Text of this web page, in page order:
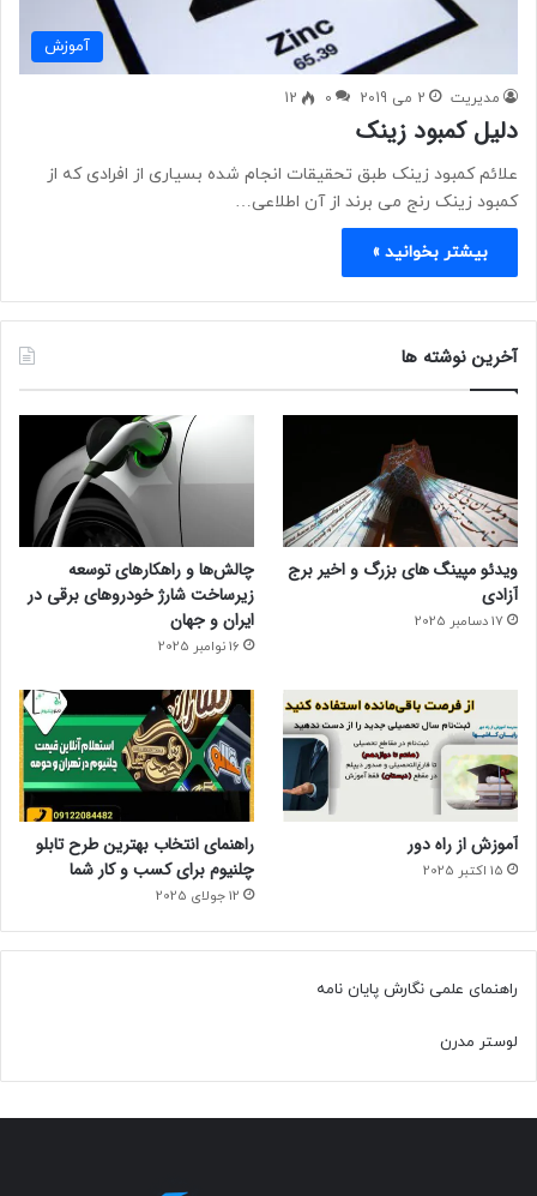
آموزش
مدیریت 2 می 2019 0
12
دلیل کمبود زینک
علائم کمبود زینک طبق تحقیقات انجام شده بسیاری از افرادی که از
کمبود زینک رنج می برند از آن اطلاعی…
بیشتر بخوانید »
آخرین نوشته ها
ویدئو مپینگ های بزرگ و اخیر برج
آزادی
17 دسامبر 2025
چالش‌ها و راهکارهای توسعه
زیرساخت شارژ خودروهای برقی در
ایران و جهان
16 نوامبر 2025
آموزش از راه دور
15 اکتبر 2025
راهنمای انتخاب بهترین طرح تابلو
چلنیوم برای کسب و کار شما
12 جولای 2025
راهنمای علمی نگارش پایان نامه
لوستر مدرن